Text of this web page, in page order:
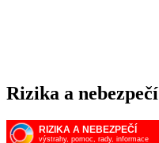
Rizika a nebezpečí